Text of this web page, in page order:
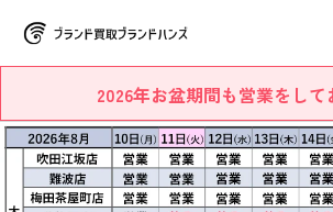
2026年お盆期間も営業をして